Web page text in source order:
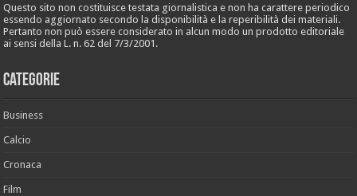
Questo sito non costituisce testata giornalistica e non ha carattere periodico
essendo aggiornato secondo la disponibilità e la reperibilità dei materiali.
Pertanto non può essere considerato in alcun modo un prodotto editoriale
ai sensi della L. n. 62 del 7/3/2001.
Categorie
Business
Calcio
Cronaca
Film